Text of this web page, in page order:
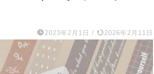
2023年2月1日 / 2026年2月11日